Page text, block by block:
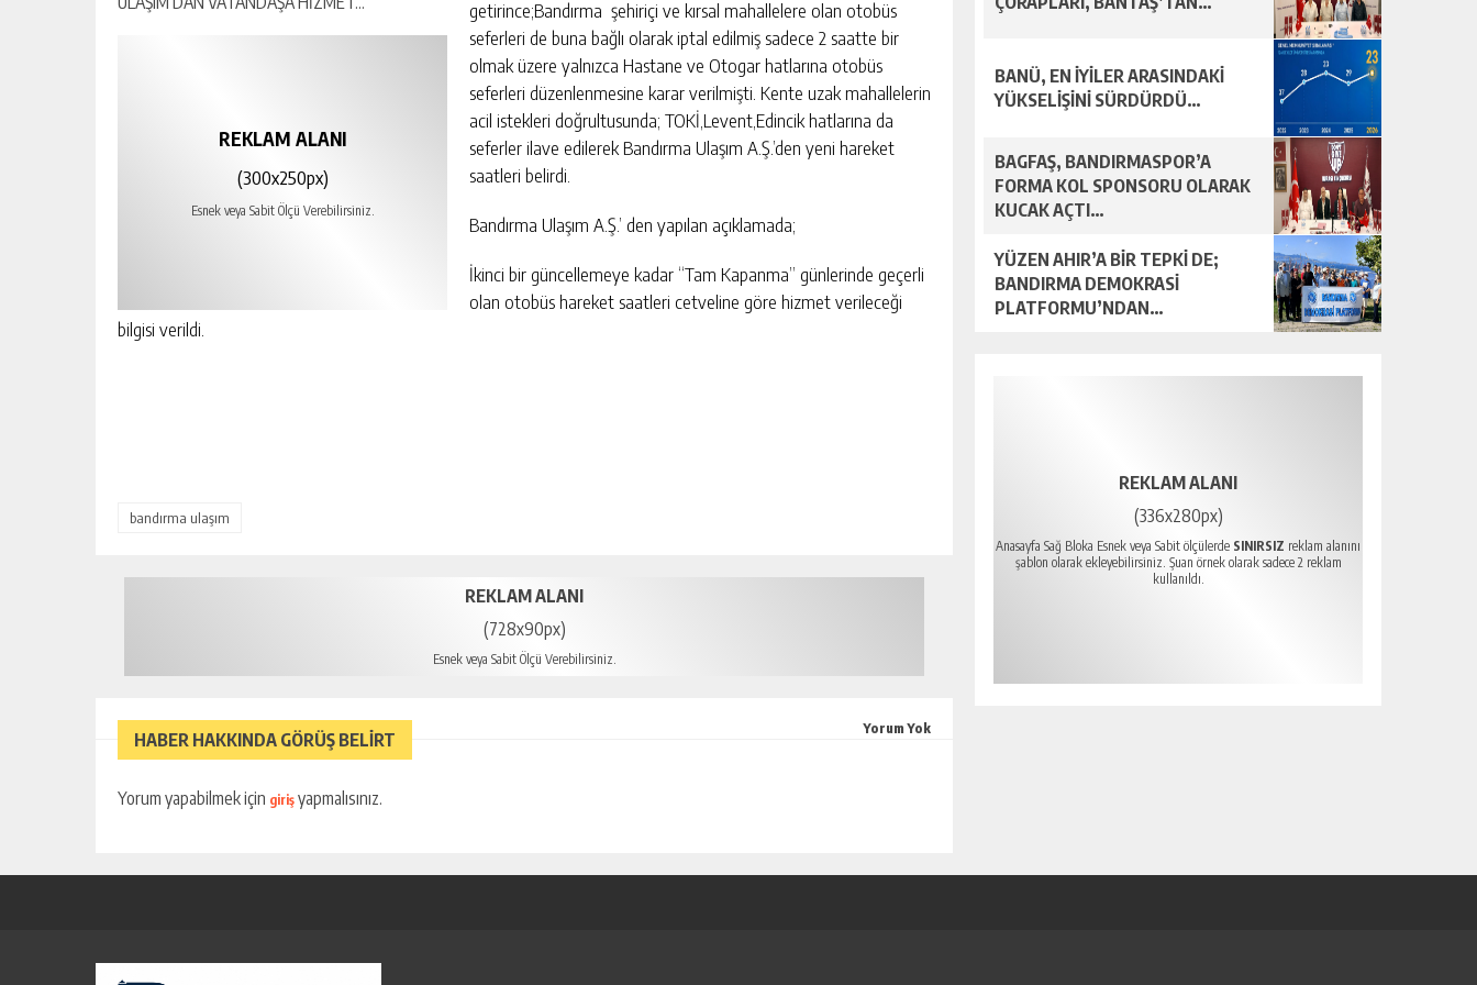
REKLAM ALANI
(300x250px)
Esnek veya Sabit Ölçü Verebilirsiniz.
getirince;Bandırma şehiriçi ve kırsal mahallelere olan otobüs
seferleri de buna bağlı olarak iptal edilmiş sadece 2 saatte bir
olmak üzere yalnızca Hastane ve Otogar hatlarına otobüs
seferleri düzenlenmesine karar verilmişti. Kente uzak mahallelerin
acil istekleri doğrultusunda; TOKİ,Levent,Edincik hatlarına da
seferler ilave edilerek Bandırma Ulaşım A.Ş.’den yeni hareket
saatleri belirdi.
Bandırma Ulaşım A.Ş.’ den yapılan açıklamada;
İkinci bir güncellemeye kadar “Tam Kapanma” günlerinde geçerli
olan otobüs hareket saatleri cetveline göre hizmet verileceği
bilgisi verildi.
bandırma ulaşım
REKLAM ALANI
(728x90px)
Esnek veya Sabit Ölçü Verebilirsiniz.
HABER HAKKINDA GÖRÜŞ BELİRT
Yorum Yok
Yorum yapabilmek için giriş yapmalısınız.
BANÜ, EN İYİLER ARASINDAKİ
YÜKSELİŞİNİ SÜRDÜRDÜ…
BAGFAŞ, BANDIRMASPOR’A
FORMA KOL SPONSORU OLARAK
KUCAK AÇTI…
YÜZEN AHIR’A BİR TEPKİ DE;
BANDIRMA DEMOKRASİ
PLATFORMU’NDAN…
REKLAM ALANI
(336x280px)
Anasayfa Sağ Bloka Esnek veya Sabit ölçülerde SINIRSIZ reklam alanını
şablon olarak ekleyebilirsiniz. Şuan örnek olarak sadece 2 reklam
kullanıldı.